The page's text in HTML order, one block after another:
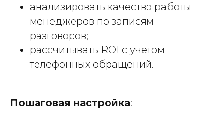
анализировать качество работы
менеджеров по записям
разговоров;
рассчитывать ROI с учётом
телефонных обращений.
Пошаговая настройка: